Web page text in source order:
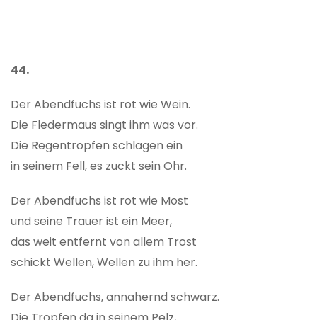
44.
Der Abendfuchs ist rot wie Wein.
Die Fledermaus singt ihm was vor.
Die Regentropfen schlagen ein
in seinem Fell, es zuckt sein Ohr.
Der Abendfuchs ist rot wie Most
und seine Trauer ist ein Meer,
das weit entfernt von allem Trost
schickt Wellen, Wellen zu ihm her.
Der Abendfuchs, annahernd schwarz.